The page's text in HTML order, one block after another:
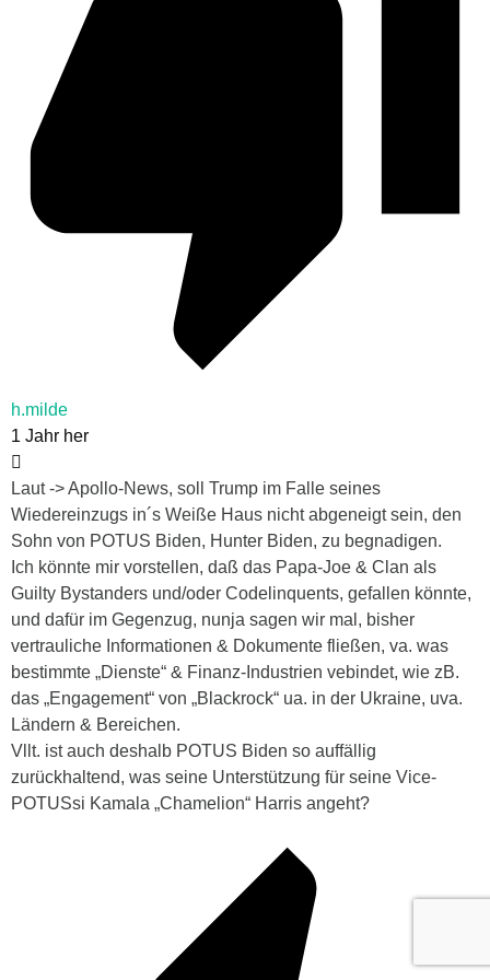
h.milde
1 Jahr her
Laut -> Apollo-News, soll Trump im Falle seines
Wiedereinzugs in´s Weiße Haus nicht abgeneigt sein, den
Sohn von POTUS Biden, Hunter Biden, zu begnadigen.
Ich könnte mir vorstellen, daß das Papa-Joe & Clan als
Guilty Bystanders und/oder Codelinquents, gefallen könnte,
und dafür im Gegenzug, nunja sagen wir mal, bisher
vertrauliche Informationen & Dokumente fließen, va. was
bestimmte „Dienste“ & Finanz-Industrien vebindet, wie zB.
das „Engagement“ von „Blackrock“ ua. in der Ukraine, uva.
Ländern & Bereichen.
Vllt. ist auch deshalb POTUS Biden so auffällig
zurückhaltend, was seine Unterstützung für seine Vice-
POTUSsi Kamala „Chamelion“ Harris angeht?